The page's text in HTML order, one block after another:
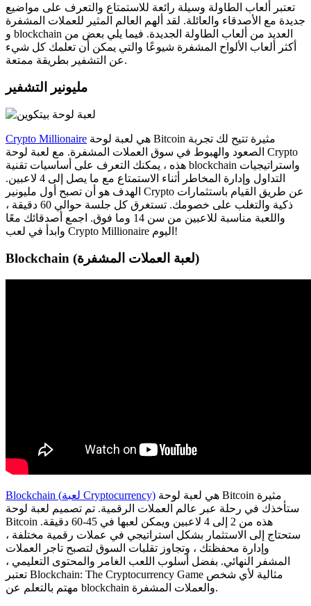
تعتبر ألعاب الطاولة وسيلة رائعة للاستمتاع والتعرف على مواضيع
جديدة مع الأصدقاء والعائلة. لقد ألهم العالم المثير للعملات المشفرة
و blockchain العديد من ألعاب الطاولة الجديدة. فيما يلي بعض من
أكثر ألعاب الألواح المشفرة شيوعًا والتي يمكن أن تعلمك كل شيء
عن التشفير بطريقة ممتعة.
مليونير التشفير
Crypto Millionaire
الصعود والهبوط في سوق العملات المشفرة. مع لعبة لوحة Crypto
هذه ، يمكنك التعرف على أساسيات تقنية blockchain واستراتيجيات
التداول وإدارة المخاطر أثناء الاستمتاع مع ما يصل إلى 4 لاعبين.
الهدف هو أن تصبح أول مليونير Crypto عن طريق القيام باستثمارات
ذكية والتغلب على خصومك. تستغرق كل جلسة حوالي 60 دقيقة ،
واللعبة مناسبة للاعبين من سن 14 وما فوق. اجمع أصدقائك معًا
وابدأ في لعب Crypto Millionaire اليوم!
Blockchain (لعبة العملات المشفرة)
Blockchain (لعبة Cryptocurrency)
ستأخذك في رحلة عبر عالم العملات الرقمية. تم تصميم لعبة لوحة
Bitcoin هذه من 2 إلى 4 لاعبين ويمكن لعبها في 45-60 دقيقة.
ستحتاج إلى الاستثمار بشكل استراتيجي في عملات رقمية مختلفة ،
وإدارة محفظتك ، وتجاوز تقلبات السوق لتصبح تاجر العملات
المشفر النهائي. بفضل أسلوب اللعب الغامر والمحتوى التعليمي ،
تعتبر Blockchain: The Cryptocurrency Game مثالية لأي شخص
مهتم بالتعلم عن blockchain والعملات المشفرة.